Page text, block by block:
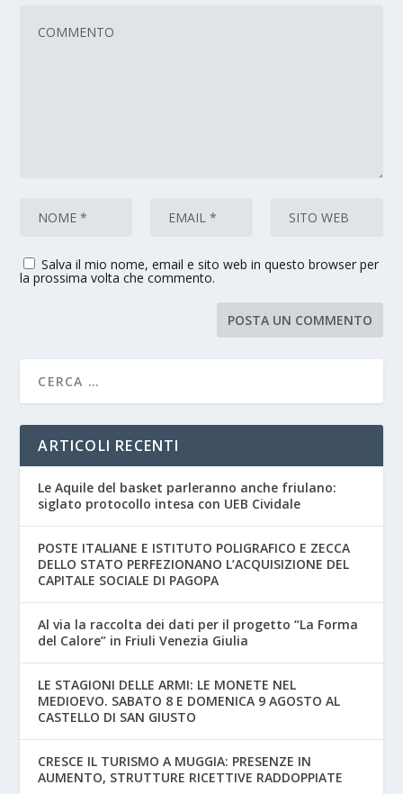
Salva il mio nome, email e sito web in questo browser per
la prossima volta che commento.
ARTICOLI RECENTI
Le Aquile del basket parleranno anche friulano:
siglato protocollo intesa con UEB Cividale
POSTE ITALIANE E ISTITUTO POLIGRAFICO E ZECCA
DELLO STATO PERFEZIONANO L’ACQUISIZIONE DEL
CAPITALE SOCIALE DI PAGOPA
Al via la raccolta dei dati per il progetto “La Forma
del Calore” in Friuli Venezia Giulia
LE STAGIONI DELLE ARMI: LE MONETE NEL
MEDIOEVO. SABATO 8 E DOMENICA 9 AGOSTO AL
CASTELLO DI SAN GIUSTO
CRESCE IL TURISMO A MUGGIA: PRESENZE IN
AUMENTO, STRUTTURE RICETTIVE RADDOPPIATE